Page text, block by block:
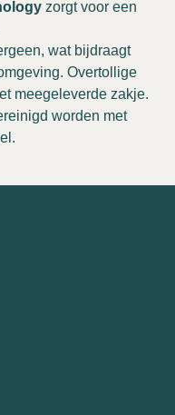
zorgt voor een
wat bijdraagt
Overtollige
meegeleverde zakje.
worden met